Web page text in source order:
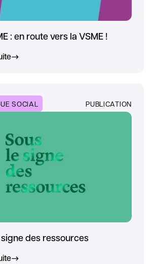
: en route vers la VSME !
SOCIAL PUBLICATION
des ressources